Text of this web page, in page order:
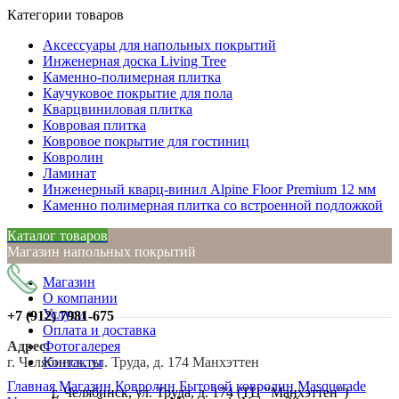
Категории товаров
Аксессуары для напольных покрытий
Инженерная доска Living Tree
Каменно-полимерная плитка
Каучуковое покрытие для пола
Кварцвиниловая плитка
Ковровая плитка
Ковровое покрытие для гостиниц
Ковролин
Ламинат
Инженерный кварц-винил Alpine Floor Premium 12 мм
Каменно полимерная плитка со встроенной подложкой
Каталог товаров
Магазин напольных покрытий
Магазин
О компании
Услуги
Оплата и доставка
Фотогалерея
Контакты
г. Челябинск, ул. Труда, д. 174 (ТЦ "Манхэттен")
+7 (912)7981-675
Адрес:
г. Челябинск, ул. Труда, д. 174 Манхэттен
Нажмите, чтобы увеличить
Главная Магазин Ковролин Бытовой ковролин Masquerade